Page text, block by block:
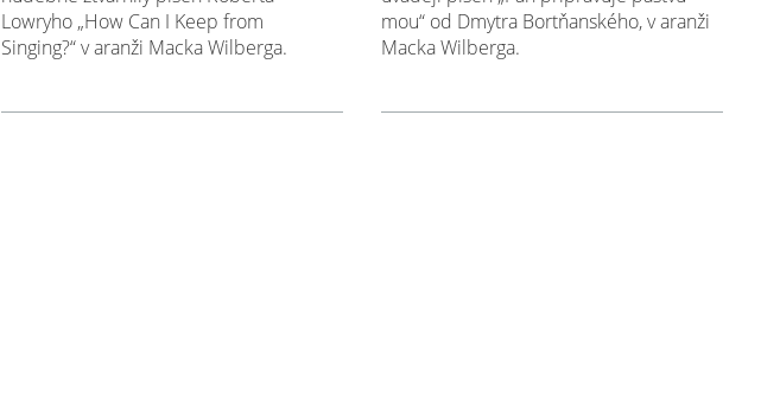
Lowryho „How Can I Keep from
Singing?“ v aranži Macka Wilberga.
mou“ od Dmytra Bortňanského, v aranži
Macka Wilberga.